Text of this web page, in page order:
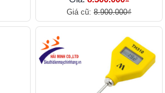
Giá cũ: 8.900.000₫